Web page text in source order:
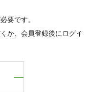
要です。
か、会員登録後にログイ